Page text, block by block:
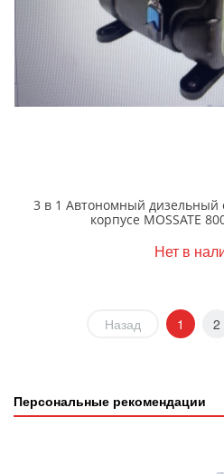
3 в 1 Автономный дизельный
корпусе MOSSATE
Нет в
Назад 1 2
Персональные рекомендации